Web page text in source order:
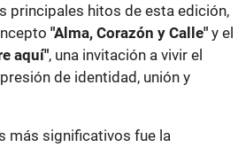
principales hitos de esta edición,
"Alma, Corazón y Calle" y el
aquí", una invitación a vivir el
de identidad, unión y
más significativos fue la